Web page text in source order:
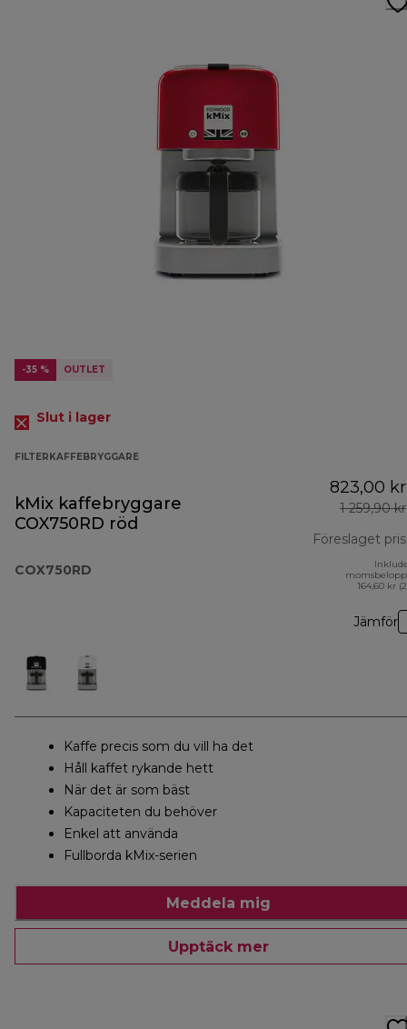
-35 % OUTLET
Slut i lager
FILTERKAFFEBRYGGARE
kMix kaffebryggare
COX750RD röd
COX750RD
823,00 kr
1 259,90 kr
Föreslaget pris
164,60 kr
Jämför
Kaffe precis som du vill ha det
Håll kaffet rykande hett
När det är som bäst
Kapaciteten du behöver
Enkel att använda
Fullborda kMix-serien
Meddela mig
Upptäck mer